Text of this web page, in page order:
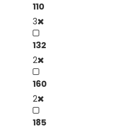
110
3
132
2
160
2
185